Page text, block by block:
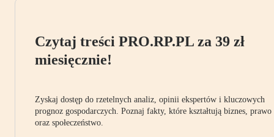
Czytaj treści PRO.RP.PL za 39 zł
miesięcznie!
Zyskaj dostęp do rzetelnych analiz, opinii ekspertów i kluczowych
prognoz gospodarczych. Poznaj fakty, które kształtują biznes, prawo
oraz społeczeństwo.